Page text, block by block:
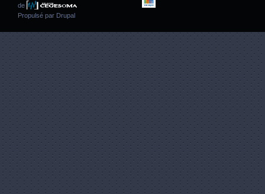
de
Propulsé par Drupal